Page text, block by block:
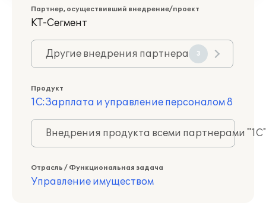
Партнер, осуществивший внедрение/проект
КТ-Сегмент
Другие внедрения партнера 3
Продукт
1С:Зарплата и управление персоналом 8
Внедрения продукта всеми партнерами
Отрасль / Функциональная задача
Управление имуществом